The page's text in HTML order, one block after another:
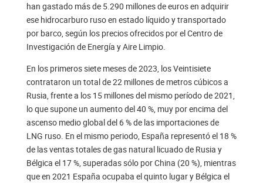
han gastado más de 5.290 millones de euros en adquirir
ese hidrocarburo ruso en estado líquido y transportado
por barco, según los precios ofrecidos por el Centro de
Investigación de Energía y Aire Limpio.
En los primeros siete meses de 2023, los Veintisiete
contrataron un total de 22 millones de metros cúbicos a
Rusia, frente a los 15 millones del mismo período de 2021,
lo que supone un aumento del 40 %, muy por encima del
ascenso medio global del 6 % de las importaciones de
LNG ruso. En el mismo periodo, España representó el 18 %
de las ventas totales de gas natural licuado de Rusia y
Bélgica el 17 %, superadas sólo por China (20 %), mientras
que en 2021 España ocupaba el quinto lugar y Bélgica el